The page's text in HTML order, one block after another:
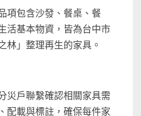
項包含沙發、餐桌、餐
活基本物資，皆為台中市
林」整理再生的家具。
災戶聯繫確認相關家具需
配載與標註，確保每件家